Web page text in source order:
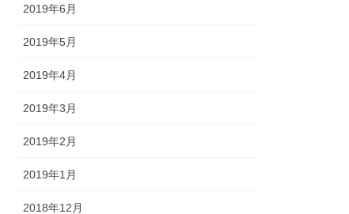
2019年6月
2019年5月
2019年4月
2019年3月
2019年2月
2019年1月
2018年12月